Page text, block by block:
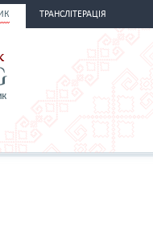
ТРАНСЛІТЕРАЦІЯ